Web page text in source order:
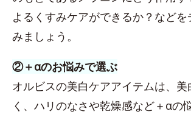
よるくすみケアができるか？などを
みましょう。
②＋αのお悩みで選ぶ
オルビスの美白ケアアイテムは、美
く、ハリのなさや乾燥感など＋αの